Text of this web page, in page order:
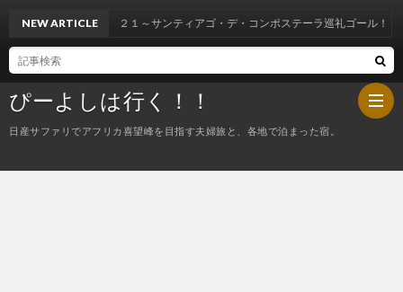
ぴーよしは行く！！
日産サファリでアフリカ喜望峰を目指す夫婦旅と、各地で泊まった宿。
NEW ARTICLE
スペイン２１～サンティアゴ・デ・コンポステーラ巡礼ゴール！